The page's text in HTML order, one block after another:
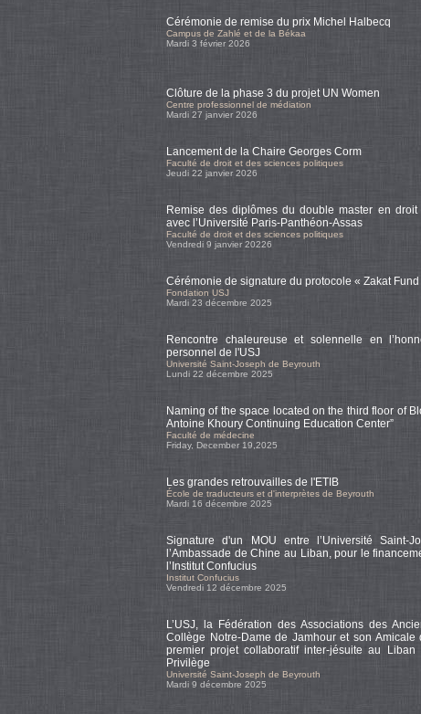
Cérémonie de remise du prix Michel Halbecq
Campus de Zahlé et de la Békaa
Mardi 3 février 2026
Clôture de la phase 3 du projet UN Women
Centre professionnel de médiation
Mardi 27 janvier 2026
Lancement de la Chaire Georges Corm
Faculté de droit et des sciences politiques
Jeudi 22 janvier 2026
Remise des diplômes du double master en droit
avec l’Université Paris-Panthéon-Assas
Faculté de droit et des sciences politiques
Vendredi 9 janvier 20226
Cérémonie de signature du protocole « Zakat
Fondation USJ
Mardi 23 décembre 2025
Rencontre chaleureuse et solennelle en
personnel de l'USJ
Université Saint-Joseph de Beyrouth
Lundi 22 décembre 2025
Naming of the space located on the third floor of
Antoine Khoury Continuing Education Center”
Faculté de médecine
Friday, December 19,2025
Les grandes retrouvailles de l'ETIB
École de traducteurs et d'interprètes de Beyrouth
Mardi 16 décembre 2025
Signature d'un MOU entre l’Université Saint-
l’Ambassade de Chine au Liban, pour le
l’Institut Confucius
Institut Confucius
Vendredi 12 décembre 2025
L’USJ, la Fédération des Associations des
Collège Notre-Dame de Jamhour et son Amicale
premier projet collaboratif inter-jésuite au Liban
Privilège
Université Saint-Joseph de Beyrouth
Mardi 9 décembre 2025